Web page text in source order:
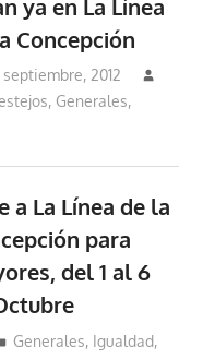
ya en La Línea
Concepción
septiembre, 2012
, Generales,
a La Línea de la
para
del 1 al 6
Generales, Igualdad,